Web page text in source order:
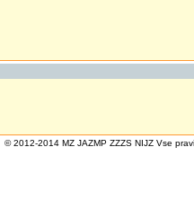
© 2012-2014 MZ JAZMP ZZZS NIJZ Vse